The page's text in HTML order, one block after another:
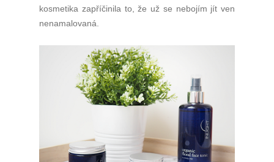
kosmetika zapříčinila to, že už se nebojím jít ven
nenamalovaná.